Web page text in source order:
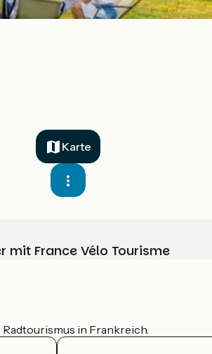
Karte
mit France Vélo Tourisme
in Frankreich.